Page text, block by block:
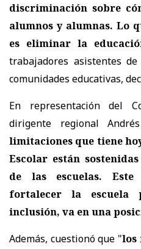
discriminación sobre
alumnos y alumnas. Lo
es eliminar la
trabajadores asistentes
comunidades educativas,
En representación del
dirigente regional
limitaciones que tiene
Escolar están
de las escuelas.
fortalecer la
inclusión, va en una
Además, cuestionó que "los